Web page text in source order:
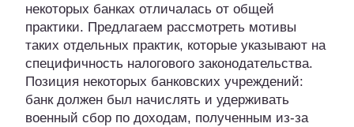
некоторых банках отличалась от общей
практики. Предлагаем рассмотреть мотивы
таких отдельных практик, которые указывают на
специфичность налогового законодательства.
Позиция некоторых банковских учреждений:
банк должен был начислять и удерживать
военный сбор по доходам, полученным из-за